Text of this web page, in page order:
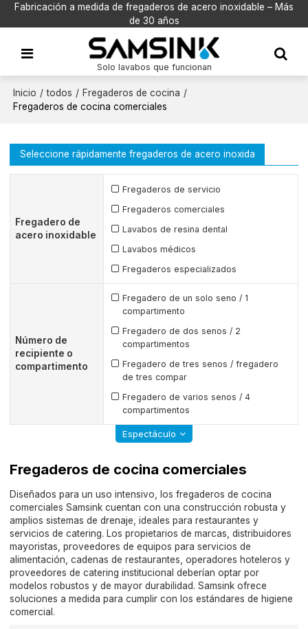
Fabricación a medida de fregaderos de acero inoxidable – Más
de 30 años
Solo lavabos que funcionan
Inicio / todos / Fregaderos de cocina /
Fregaderos de cocina comerciales
Seleccione rápidamente fregaderos de acero inoxida
Fregadero de
acero inoxidable
Fregaderos de servicio
Fregaderos comerciales
Lavabos de resina dental
Lavabos médicos
Fregaderos especializados
Número de
recipiente o
compartimento
Fregadero de un solo seno / 1
compartimento
Fregadero de dos senos / 2
compartimentos
Fregadero de tres senos / fregadero
de tres compar
Fregadero de varios senos / 4
compartimentos
Espectáculo
Fregaderos de cocina comerciales
Diseñados para un uso intensivo, los fregaderos de cocina
comerciales Samsink cuentan con una construcción robusta y
amplios sistemas de drenaje, ideales para restaurantes y
servicios de catering. Los propietarios de marcas, distribuidores
mayoristas, proveedores de equipos para servicios de
alimentación, cadenas de restaurantes, operadores hoteleros y
proveedores de catering institucional deberían optar por
modelos robustos y de mayor durabilidad. Samsink ofrece
soluciones a medida para cumplir con los estándares de higiene
comercial.